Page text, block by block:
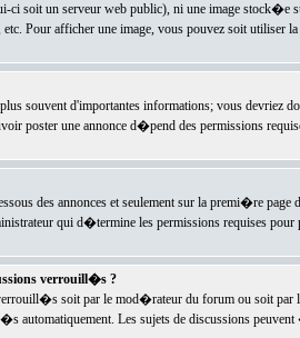
ci soit un serveur web public), ni une image stock�e
Pour afficher une image, vous pouvez soit
souvent d'importantes informations; vous devriez
poster une annonce d�pend des permissions
des annonces et seulement sur la premi�re
qui d�termine les permissions requises pour
verrouill�s ?
soit par le mod�rateur du forum ou soit par
automatiquement. Les sujets de discussions